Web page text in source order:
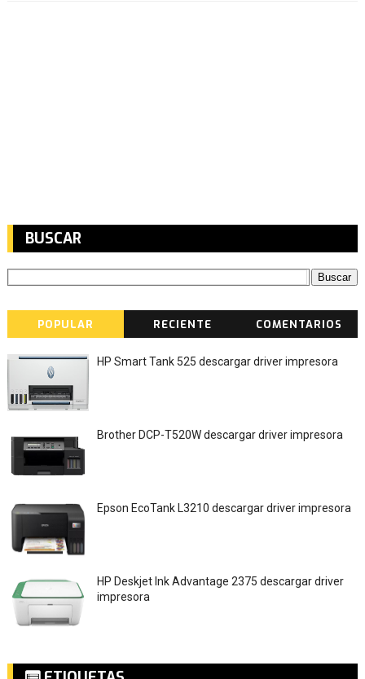
BUSCAR
POPULAR RECIENTE COMENTARIOS
HP Smart Tank 525 descargar driver impresora
Brother DCP-T520W descargar driver impresora
Epson EcoTank L3210 descargar driver impresora
HP Deskjet Ink Advantage 2375 descargar driver
impresora